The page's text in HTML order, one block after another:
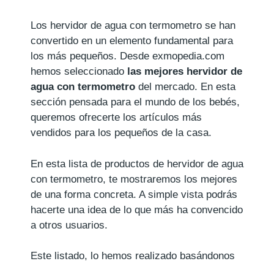
Los hervidor de agua con termometro se han
convertido en un elemento fundamental para
los más pequeños. Desde exmopedia.com
hemos seleccionado las mejores hervidor de
agua con termometro del mercado. En esta
sección pensada para el mundo de los bebés,
queremos ofrecerte los artículos más
vendidos para los pequeños de la casa.
En esta lista de productos de hervidor de agua
con termometro, te mostraremos los mejores
de una forma concreta. A simple vista podrás
hacerte una idea de lo que más ha convencido
a otros usuarios.
Este listado, lo hemos realizado basándonos